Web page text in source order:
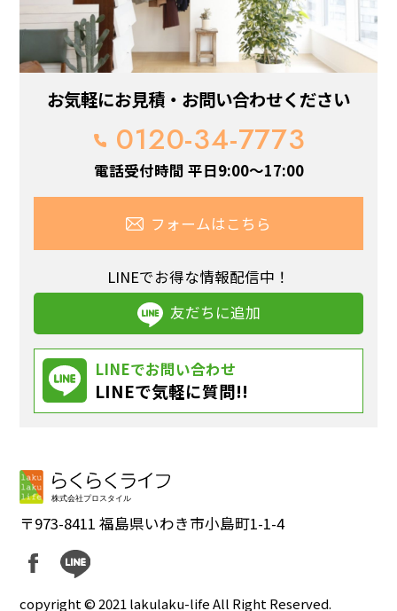
お気軽にお見積・お問い合わせください
0120-34-7773
電話受付時間 平日9:00～17:00
フォームはこちら
LINEでお得な情報配信中！
友だちに追加
LINEでお問い合わせ
LINEで気軽に質問!!
〒973-8411 福島県いわき市小島町1-1-4
copyright © 2021 lakulaku-life All Right Reserved.